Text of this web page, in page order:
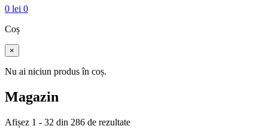
0 lei 0
Coș
×
Nu ai niciun produs în coș.
Magazin
Afișez 1 - 32 din 286 de rezultate